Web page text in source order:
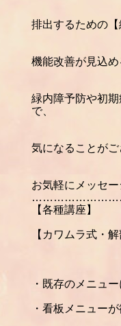
排出するための
機能改善が見込め
緑内障予防や初
で、
気になることが
お気軽にメッセ
【各種講座】
【カワムラ式・
・既存のメニュ
・看板メニュー